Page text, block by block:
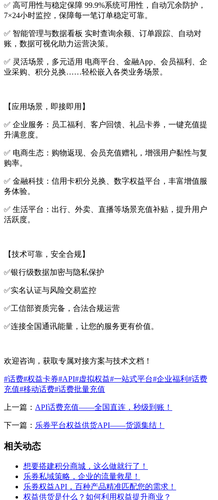
✅ 高可用性与稳定保障 99.9%系统可用性，自动冗余防护，
7×24小时监控，保障每一笔订单稳定可靠。
✅ 智能管理与数据看板 实时查询余额、订单跟踪、自动对
账，数据可视化助力运营决策。
✅ 灵活场景，多元适用 电商平台、金融App、会员福利、企
业采购、积分兑换……轻松嵌入各类业务场景。
【应用场景，即接即用】
✅ 企业服务：员工福利、客户回馈、礼品卡券，一键充值提
升满意度。
✅ 电商生态：购物返现、会员充值赠礼，增强用户黏性与复
购率。
✅ 金融科技：信用卡积分兑换、数字权益平台，丰富增值服
务体验。
✅ 生活平台：出行、外卖、直播等场景充值补贴，提升用户
活跃度。
【技术可靠，安全合规】
✅银行级数据加密与隐私保护
✅实名认证与风险交易监控
✅工信部资质完备，合法合规运营
✅连接全国通讯能量，让您的服务更有价值。
欢迎咨询，获取专属对接方案与技术文档！
#话费#权益卡券#API#虚拟权益#一站式平台#企业福利 #话费
充值#移动话费#话费批量充值
上一篇： API话费充值——全国直连，秒级到账！
下一篇： 乐券平台权益供货API——货源集结！
相关动态
想要搭建积分商城，这么做就行了！
乐券私域策略，企业的流量救星！
乐券权益API，百种产品精准匹配您的需求！
权益供货是什么？如何利用权益提升商业？